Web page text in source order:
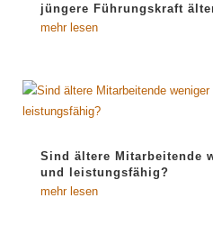
jüngere Führungskraft
mehr lesen
Sind ältere Mitarbeitende
und leistungsfähig?
mehr lesen